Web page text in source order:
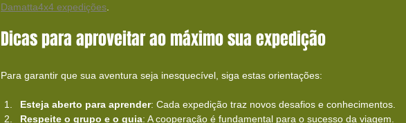
Damatta4x4 expedições
Dicas para aproveitar ao máximo sua expedição
Para garantir que sua aventura seja inesquecível, siga estas orientações:
Esteja aberto para aprender: Cada expedição traz novos desafios e conhecimentos.
Respeite o grupo e o guia: A cooperação é fundamental para o sucesso da viagem.